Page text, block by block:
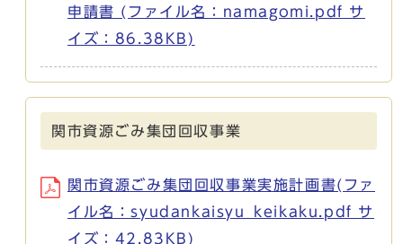
申請書 (ファイル名：namagomi.pdf サ
イズ：86.38KB)
関市資源ごみ集団回収事業
関市資源ごみ集団回収事業実施計画書(ファ
イル名：syudankaisyu_keikaku.pdf サ
イズ：42.83KB)